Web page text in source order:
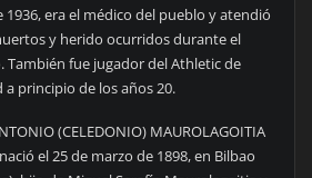
1936, era el médico del pueblo y atendió
y herido ocurridos durante el
También fue jugador del Athletic de
a principio de los años 20.
(CELEDONIO) MAUROLAGOITIA
el 25 de marzo de 1898, en Bilbao